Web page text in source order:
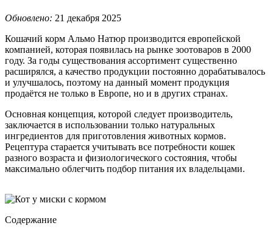
Обновлено: 21 декабря 2025
Кошачий корм Альмо Натюр производится европейской
компанией, которая появилась на рынке зоотоваров в 2000
году. За годы существования ассортимент существенно
расширялся, а качество продукции постоянно дорабатывалось
и улучшалось, поэтому на данный момент продукция
продаётся не только в Европе, но и в других странах.
Основная концепция, которой следует производитель,
заключается в использовании только натуральных
ингредиентов для приготовления животных кормов.
Рецептура старается учитывать все потребности кошек
разного возраста и физиологического состояния, чтобы
максимально облегчить подбор питания их владельцами.
Содержание